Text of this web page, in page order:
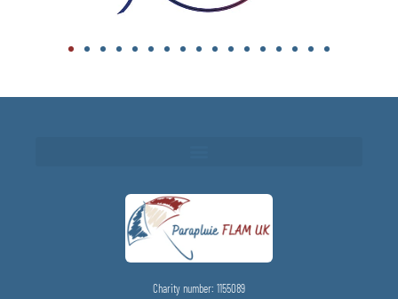
Charity number: 1155089